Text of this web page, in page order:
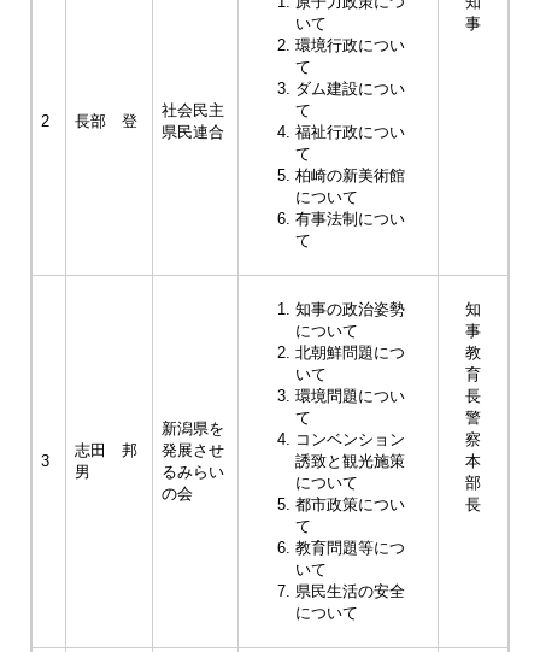
2 長部 登
社会民主
県民連合
いて
環境行政につい
て
ダム建設につい
て
福祉行政につい
て
柏崎の新美術館
について
有事法制につい
て
事
3
志田 邦
男
新潟県を
発展させ
るみらい
の会
知事の政治姿勢
について
北朝鮮問題につ
いて
環境問題につい
て
コンベンション
誘致と観光施策
について
都市政策につい
て
教育問題等につ
いて
県民生活の安全
について
知
事
教
育
長
警
察
本
部
長